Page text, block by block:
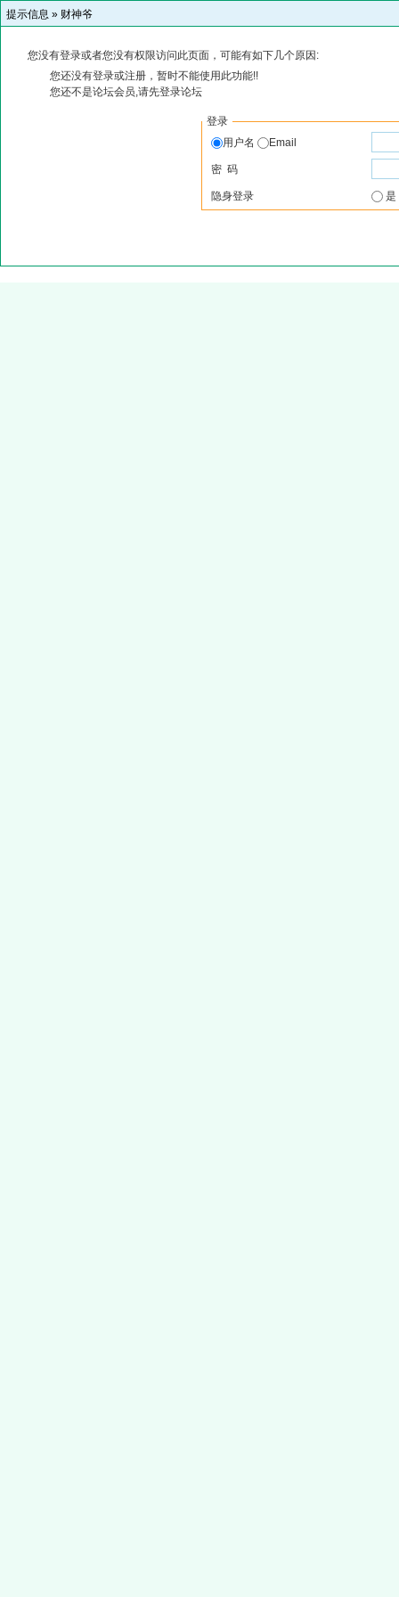
提示信息 » 财神爷
您没有登录或者您没有权限访问此页面，可能有如下几个原因:
您还没有登录或注册，暂时不能使用此功能!!
您还不是论坛会员,请先登录论坛
登录
用户名
Email
密 码
隐身登录